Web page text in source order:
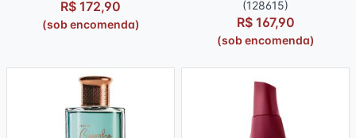
R$ 172,90
(sob encomenda)
(128615)
R$ 167,90
(sob encomenda)